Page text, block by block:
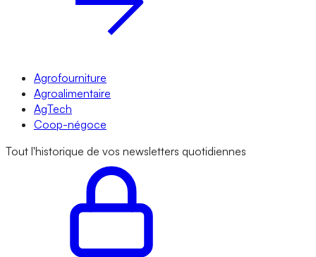
Agrofourniture
Agroalimentaire
AgTech
Coop-négoce
Tout l'historique de vos newsletters quotidiennes